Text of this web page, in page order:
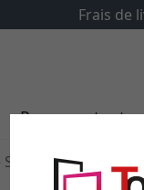
Passe-partout
Standard